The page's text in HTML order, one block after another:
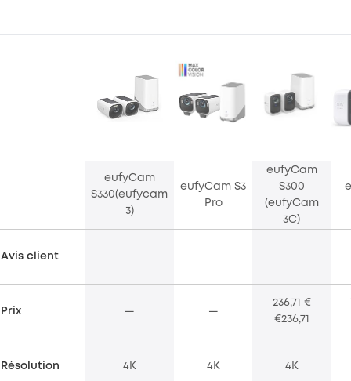
eufyCam
S330(eufycam
3)
eufyCam S3
Pro
eufyCam
S300
(eufyCam
3C)
Avis client
Prix — —
236,71 €
€236,71
Résolution 4K 4K 4K